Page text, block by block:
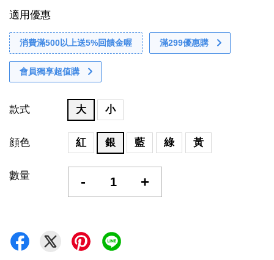
適用優惠
消費滿500以上送5%回饋金喔 滿299優惠購
會員獨享超值購
款式 大 小
顔色 紅 銀 藍 綠 黃
數量 - +